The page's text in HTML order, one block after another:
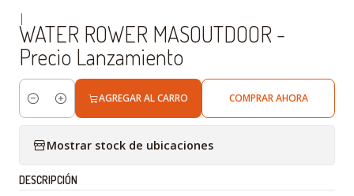
|
WATER ROWER MASOUTDOOR -
Precio Lanzamiento
Cantidad
AGREGAR AL CARRO COMPRAR AHORA
Mostrar stock de ubicaciones
DESCRIPCIÓN